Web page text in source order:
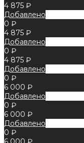
4 875 ₽
Добавлено
0 ₽
4 875 ₽
Добавлено
0 ₽
4 875 ₽
Добавлено
0 ₽
6 000 ₽
Добавлено
0 ₽
6 000 ₽
Добавлено
0 ₽